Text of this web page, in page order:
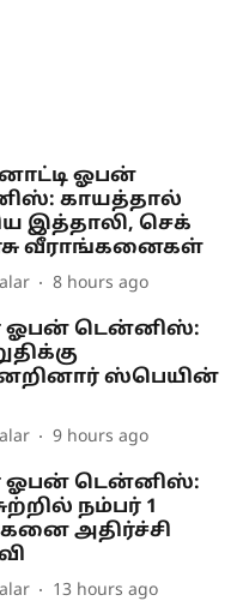
ஓபன்
காயத்தால்
இத்தாலி, செக்
வீராங்கனைகள்
8 hours ago
ஓபன் டென்னிஸ்:
ஸ்பெயின்
9 hours ago
ஓபன் டென்னிஸ்:
நம்பர் 1
அதிர்ச்சி
13 hours ago